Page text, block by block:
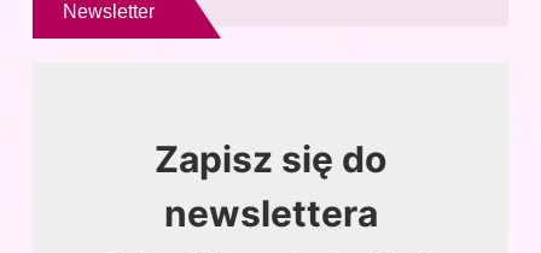
Newsletter
Zapisz się do
newslettera